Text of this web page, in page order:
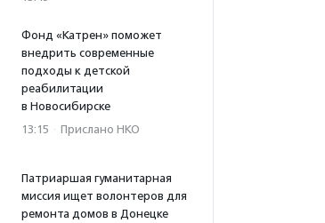
Фонд «Катрен» поможет
внедрить современные
подходы к детской
реабилитации
в Новосибирске
13:15 · Прислано НКО
Патриаршая гуманитарная
миссия ищет волонтеров для
ремонта домов в Донецке